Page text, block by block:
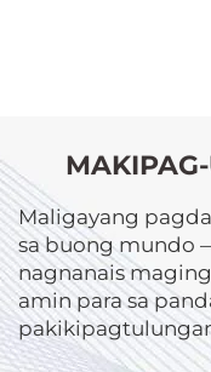
Maligayang
sa buong mundo
nagnanais
amin para sa